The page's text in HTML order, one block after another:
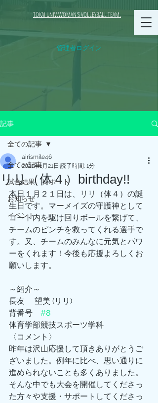
TOKAI UNIV.WOMAN'S VOLLEYBALL TEAM.
管理者ログイン
記事
全ての記事
試合結果、レポート
お知らせ
イベント
全ての記事
リリ（体４）birthday!!
airismile46
2021年1月21日 読了時間: 1分
本日１月２１日は、リリ（体４）の誕
生日です。マーメイズの守護神として
コート内を駆け回りボールを繋げて、
チームのピンチを救ってくれる選手で
す。又、チームのみんなに元気とパワ
ーをくれます！今後も応援よろしくお
願いします。
～紹介～
長友 　望美 (リリ)
背番号 #8
体育学部競技スポーツ学科
〈コメント〉
昨年は沢山応援して頂きありがとうご
ざいました。例年に比べ、思い通りに
進められないことも多くありました。
そんな中でも大会を開催してくださっ
た方々や支援・サポートしてくださっ